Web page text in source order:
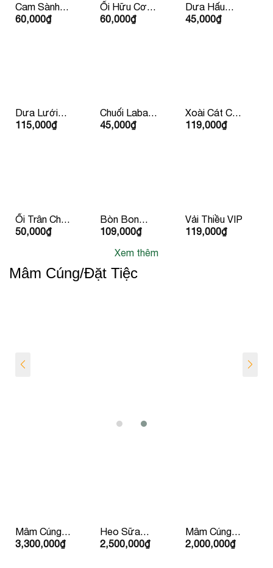
Cam Sành
Hữu Cơ Đức
60,000₫
Ổi Hữu Cơ
Ruột Trắng
60,000₫
Dưa Hấu
Không Hạt
45,000₫
Dưa Lưới
Vàng Huỳnh
115,000₫
Chuối Laba
Đà lạt
45,000₫
Xoài Cát Chu
Vàng
119,000₫
Ổi Trân Châu
Ruột Đỏ
50,000₫
Bòn Bon
Giống Thái
109,000₫
Vải Thiều VIP
119,000₫
Xem thêm
Mâm Cúng/Đặt Tiệc
Mâm Cúng
Tất Niên
3,300,000₫
Heo Sữa
Quay Trên
2,500,000₫
Mâm Cúng
Lộc Phát
2,000,000₫